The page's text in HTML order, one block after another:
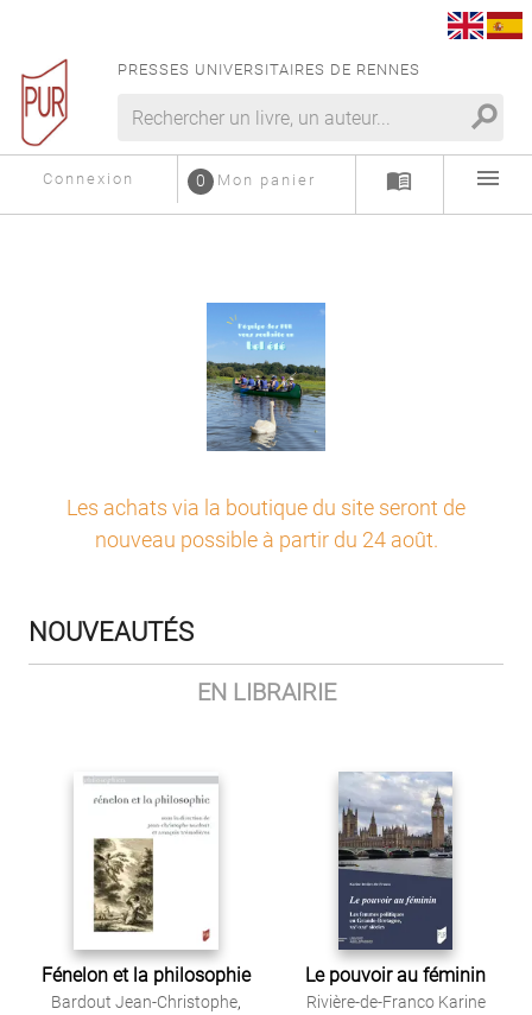
PRESSES UNIVERSITAIRES DE RENNES
search
Connexion Mon panier
0 menu_book menu
Les achats via la boutique du site seront de
nouveau possible à partir du 24 août.
NOUVEAUTÉS
EN LIBRAIRIE
Fénelon et la philosophie
Bardout Jean-Christophe,
Le pouvoir au féminin
Rivière-de-Franco Karine